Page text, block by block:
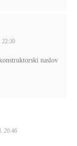
22:30
naslov
20:46